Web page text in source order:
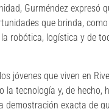
Gurméndez expresó
que brinda,
robótica, logística y de
jóvenes que viven en
la tecnología y, de
demostración exacta de